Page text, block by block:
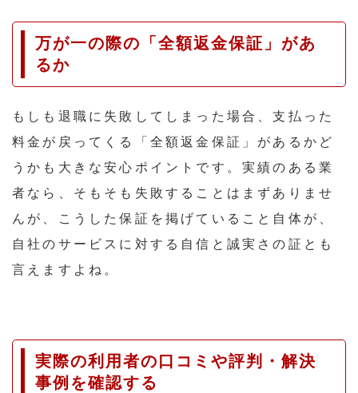
万が一の際の「全額返金保証」があ
るか
もしも退職に失敗してしまった場合、支払った
料金が戻ってくる「全額返金保証」があるかど
うかも大きな安心ポイントです。実績のある業
者なら、そもそも失敗することはまずありませ
んが、こうした保証を掲げていること自体が、
自社のサービスに対する自信と誠実さの証とも
言えますよね。
実際の利用者の口コミや評判・解決
事例を確認する